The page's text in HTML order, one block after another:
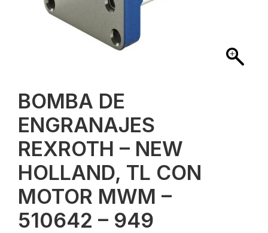
BOMBA DE
ENGRANAJES
REXROTH – NEW
HOLLAND, TL CON
MOTOR MWM –
510642 – 949